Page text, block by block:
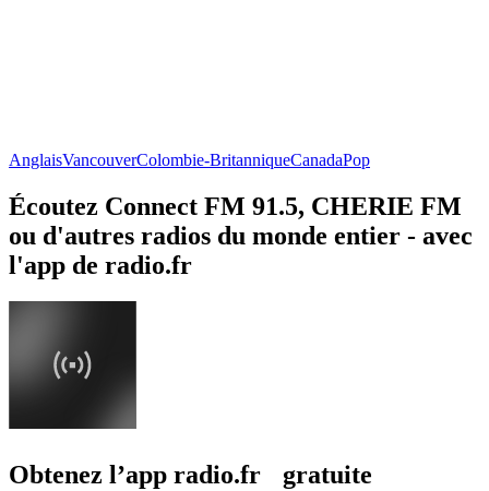
AnglaisVancouverColombie-BritanniqueCanadaPop
Écoutez Connect FM 91.5, CHERIE FM
ou d'autres radios du monde entier - avec
l'app de radio.fr
Obtenez l’app radio.fr gratuite